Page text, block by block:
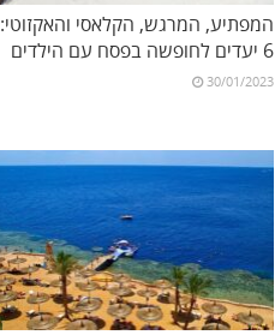
המפתיע, המרגש, הקלאסי והאקזוטי:
6 יעדים לחופשה בפסח עם הילדים
30/01/2023